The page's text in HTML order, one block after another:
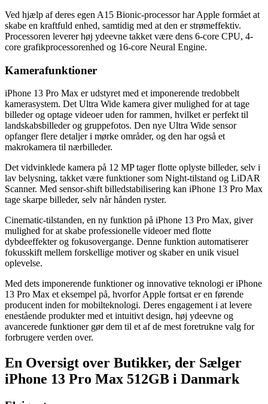
Ved hjælp af deres egen A15 Bionic-processor har Apple formået at
skabe en kraftfuld enhed, samtidig med at den er strømeffektiv.
Processoren leverer høj ydeevne takket være dens 6-core CPU, 4-
core grafikprocessorenhed og 16-core Neural Engine.
Kamerafunktioner
iPhone 13 Pro Max er udstyret med et imponerende tredobbelt
kamerasystem. Det Ultra Wide kamera giver mulighed for at tage
billeder og optage videoer uden for rammen, hvilket er perfekt til
landskabsbilleder og gruppefotos. Den nye Ultra Wide sensor
opfanger flere detaljer i mørke områder, og den har også et
makrokamera til nærbilleder.
Det vidvinklede kamera på 12 MP tager flotte oplyste billeder, selv i
lav belysning, takket være funktioner som Night-tilstand og LiDAR
Scanner. Med sensor-shift billedstabilisering kan iPhone 13 Pro Max
tage skarpe billeder, selv når hånden ryster.
Cinematic-tilstanden, en ny funktion på iPhone 13 Pro Max, giver
mulighed for at skabe professionelle videoer med flotte
dybdeeffekter og fokusovergange. Denne funktion automatiserer
fokusskift mellem forskellige motiver og skaber en unik visuel
oplevelse.
Med dets imponerende funktioner og innovative teknologi er iPhone
13 Pro Max et eksempel på, hvorfor Apple fortsat er en førende
producent inden for mobilteknologi. Deres engagement i at levere
enestående produkter med et intuitivt design, høj ydeevne og
avancerede funktioner gør dem til et af de mest foretrukne valg for
forbrugere verden over.
En Oversigt over Butikker, der Sælger
iPhone 13 Pro Max 512GB i Danmark